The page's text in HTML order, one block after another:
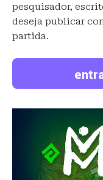
pesquisador,
deseja publicar
partida.